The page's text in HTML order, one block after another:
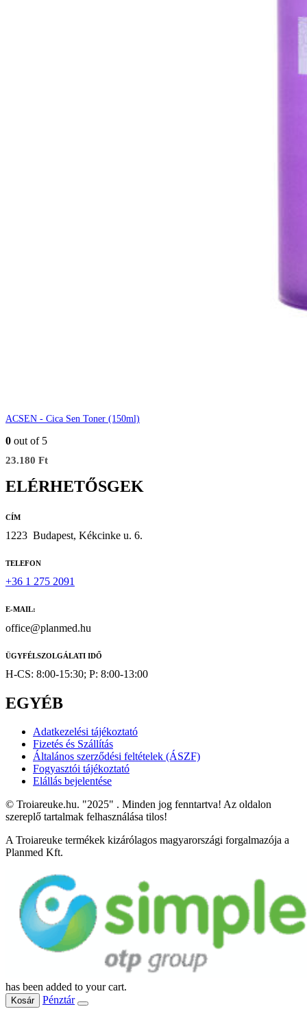
ACSEN - Cica Sen Toner (150ml)
0 out of 5
23.180 Ft
ELÉRHETŐSGEK
CÍM
1223 Budapest, Kékcinke u. 6.
TELEFON
+36 1 275 2091
E-MAIL:
office@planmed.hu
ÜGYFÉLSZOLGÁLATI IDŐ
H-CS: 8:00-15:30; P: 8:00-13:00
EGYÉB
Adatkezelési tájékoztató
Fizetés és Szállítás
Általános szerződési feltételek (ÁSZF)
Fogyasztói tájékoztató
Elállás bejelentése
© Troiareuke.hu. "2025" . Minden jog fenntartva! Az oldalon
szereplő tartalmak felhasználása tilos!
A Troiareuke termékek kizárólagos magyarországi forgalmazója a
Planmed Kft.
has been added to your cart.
Kosár Pénztár